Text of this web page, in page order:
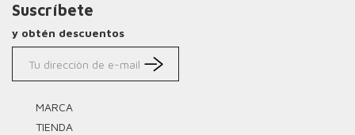
Suscríbete
y obtén descuentos
MARCA
TIENDA